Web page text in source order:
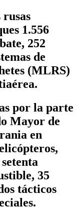
rusas
1.556
252
de
(MLRS)
por la parte
Mayor de
en
35
tácticos